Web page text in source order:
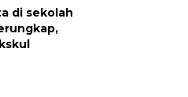
di sekolah